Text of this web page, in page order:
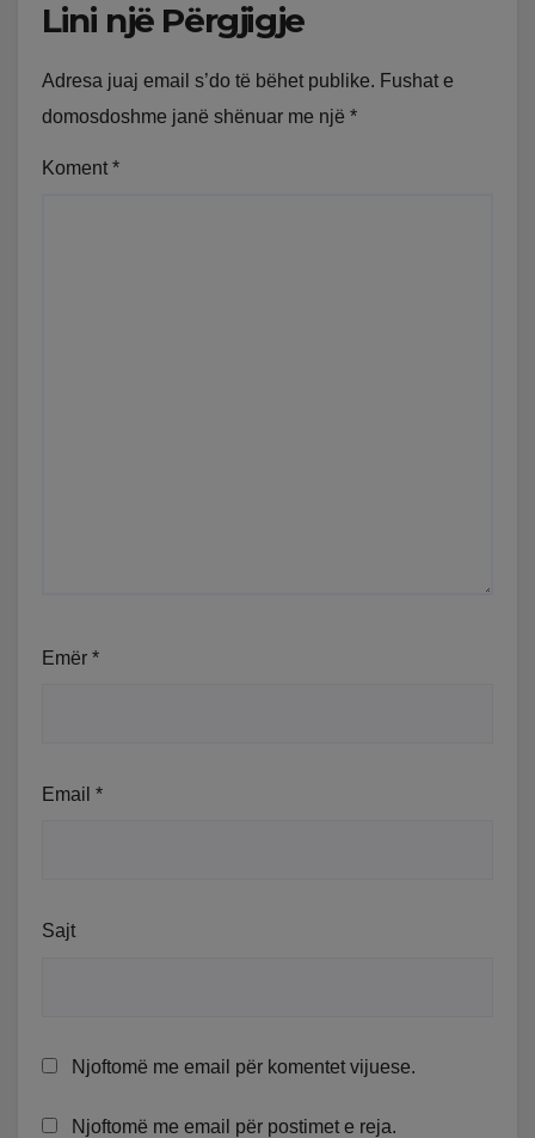
Lini një Përgjigje
Adresa juaj email s’do të bëhet publike. Fushat e
domosdoshme janë shënuar me një *
Koment *
Emër *
Email *
Sajt
Njoftomë me email për komentet vijuese.
Njoftomë me email për postimet e reja.